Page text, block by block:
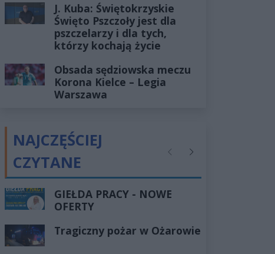
J. Kuba: Świętokrzyskie
Święto Pszczoły jest dla
pszczelarzy i dla tych,
którzy kochają życie
Obsada sędziowska meczu
Korona Kielce – Legia
Warszawa
NAJCZĘŚCIEJ
CZYTANE
PoprzednieNastępne
GIEŁDA PRACY - NOWE
OFERTY
Tragiczny pożar w Ożarowie